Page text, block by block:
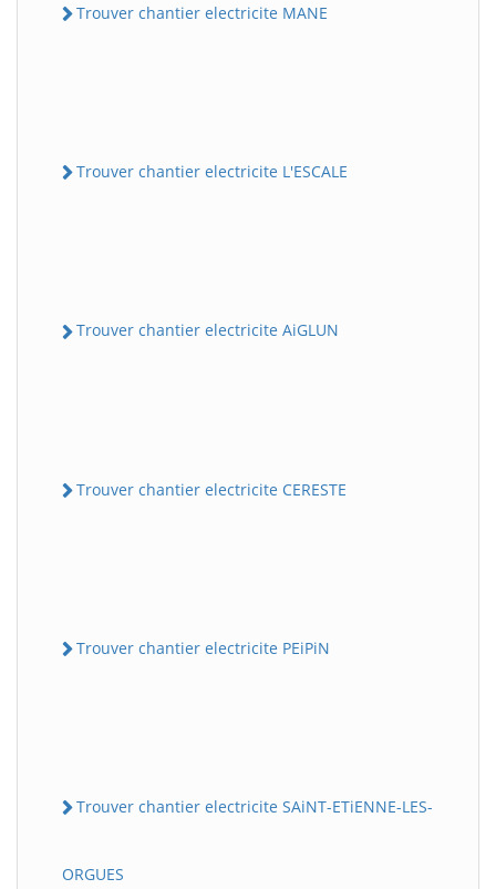
Trouver chantier electricite MANE
Trouver chantier electricite L'ESCALE
Trouver chantier electricite AiGLUN
Trouver chantier electricite CERESTE
Trouver chantier electricite PEiPiN
Trouver chantier electricite SAiNT-ETiENNE-LES-
ORGUES